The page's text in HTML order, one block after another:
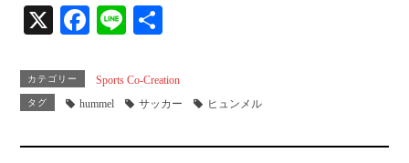
X
Fa
bo
ok
Li
カテゴリー Sports Co-Creation
タグ hummel サッカー ヒュンメル